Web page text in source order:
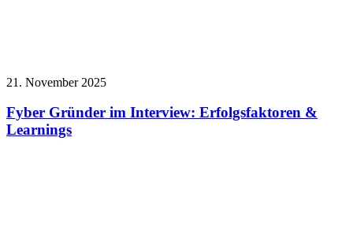
21. November 2025
Fyber Gründer im Interview: Erfolgsfaktoren &
Learnings